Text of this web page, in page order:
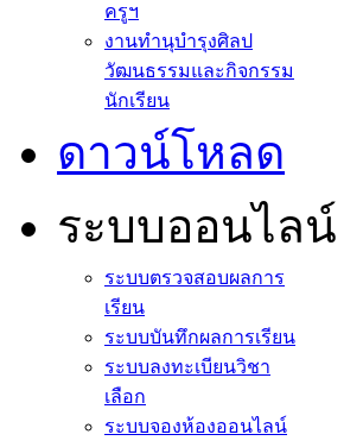
ครูฯ
งานทำนุบำรุงศิลป
วัฒนธรรมและกิจกรรม
นักเรียน
ดาวน์โหลด
ระบบออนไลน์
ระบบตรวจสอบผลการ
เรียน
ระบบบันทึกผลการเรียน
ระบบลงทะเบียนวิชา
เลือก
ระบบจองห้องออนไลน์